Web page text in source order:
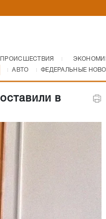
ПРОИСШЕСТВИЯ
АВТО ФЕДЕРАЛЬНЫЕ
в